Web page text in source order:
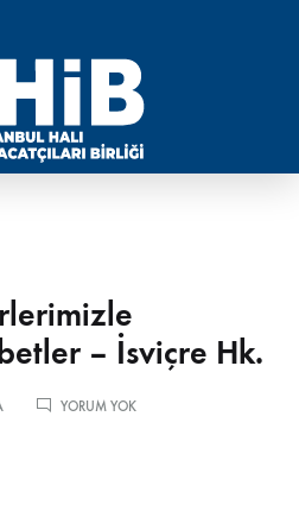
– İsviçre Hk.
YORUM YOKTICARET